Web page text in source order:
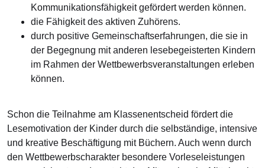
Kommunikationsfähigkeit gefördert werden können.
die Fähigkeit des aktiven Zuhörens.
durch positive Gemeinschaftserfahrungen, die sie in
der Begegnung mit anderen lesebegeisterten Kindern
im Rahmen der Wettbewerbsveranstaltungen erleben
können.
Schon die Teilnahme am Klassenentscheid fördert die
Lesemotivation der Kinder durch die selbständige, intensive
und kreative Beschäftigung mit Büchern. Auch wenn durch
den Wettbewerbscharakter besondere Vorleseleistungen